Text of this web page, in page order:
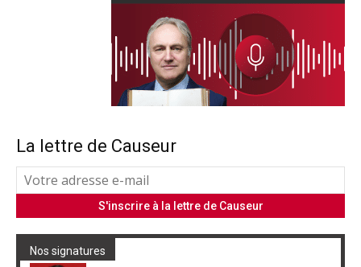
La lettre de Causeur
Nos signatures